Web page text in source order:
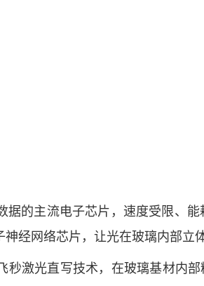
据的主流电子芯片，速度受限、
经网络芯片，让光在玻璃内部立体
激光直写技术，在玻璃基材内部